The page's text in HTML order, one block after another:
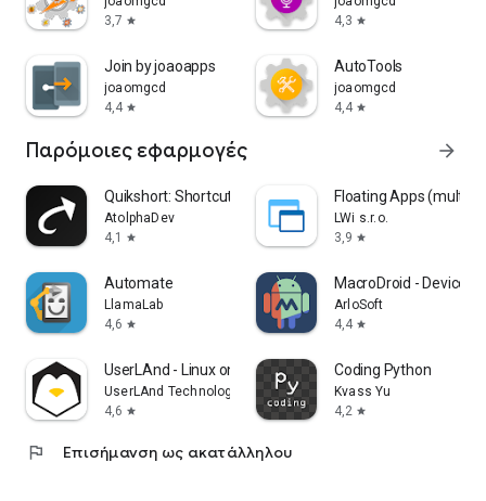
3,7 star
4,3 star
Join by joaoapps
joaomgcd
4,4 star
AutoTools
joaomgcd
4,4 star
Παρόμοιες εφαρμογές arrow_forward
Quikshort: Shortcut Creator
AtolphaDev
4,1
star
Floating Apps
LWi s.r.o.
3,9 star
Automate
LlamaLab
4,6 star
MacroDroid - Device
ArloSoft
4,4 star
UserLAnd - Linux on Android
UserLAnd Technologies
4,6 star
Coding Python
Kvass Yu
4,2 star
flag Επισήμανση ως ακατάλληλου